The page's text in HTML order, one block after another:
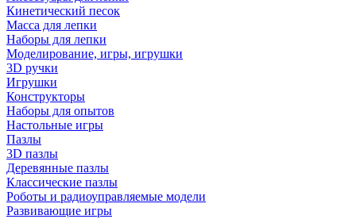
Кинетический песок
Масса для лепки
Наборы для лепки
Моделирование, игры, игрушки
3D ручки
Игрушки
Конструкторы
Наборы для опытов
Настольные игры
Пазлы
3D пазлы
Деревянные пазлы
Классические пазлы
Роботы и радиоуправляемые модели
Развивающие игры